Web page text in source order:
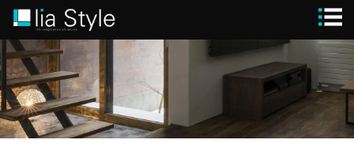
STYLE
GUIDE
MODEL HOUSE